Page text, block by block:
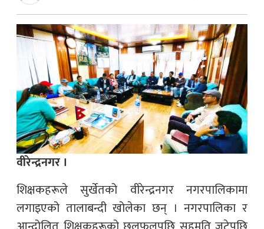
वीरेन्द्रनगर ।
शिक्षकहरूले सुर्खेतको वीरेन्द्रनगर नगरपालिकामा
लगाइएको तालाबन्दी खोलेका छन् । नगरपालिका र